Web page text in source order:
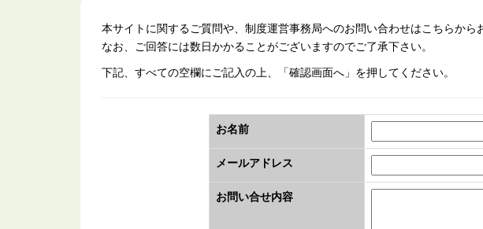
本サイトに関するご質問や、制度運営事務局へのお問い合わせはこちらから
なお、ご回答には数日かかることがございますのでご了承下さい。
下記、すべての空欄にご記入の上、「確認画面へ」を押してください。
お名前
メールアドレス
お問い合せ内容